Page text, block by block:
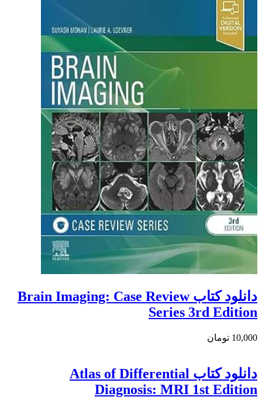
دانلود کتاب Brain Imaging: Case Review
Series 3rd Edition
10,000 تومان
دانلود كتاب Atlas of Differential
Diagnosis: MRI 1st Edition